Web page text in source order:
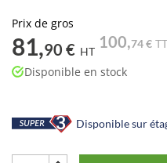
Prix de gros
81,90 € HT
100,74 €
Disponible en stock
Disponible sur